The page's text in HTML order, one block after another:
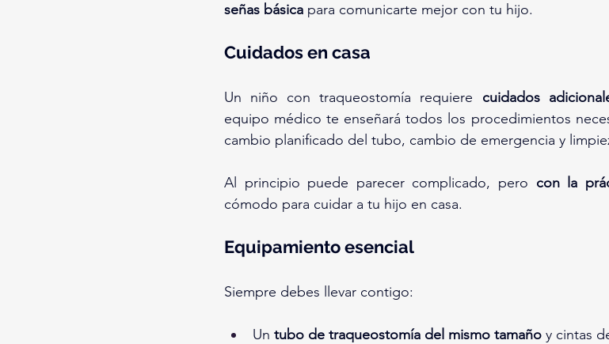
señas básica para comunicarte mejor con tu hijo.
Cuidados en casa
Un niño con traqueostomía requiere cuidados
equipo médico te enseñará todos los procedimientos
cambio planificado del tubo, cambio de emergencia y
Al principio puede parecer complicado, pero con la
cómodo para cuidar a tu hijo en casa.
Equipamiento esencial
Siempre debes llevar contigo:
Un tubo de traqueostomía del mismo tamaño y cintas